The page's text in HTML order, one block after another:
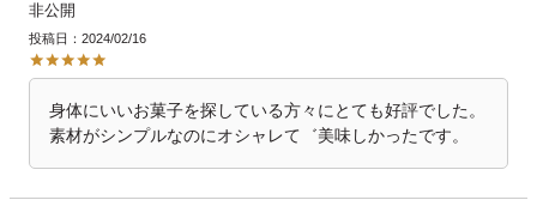
非公開
投稿日 2024/02/16
身体にいいお菓子を探している方々にとても好評でした。
素材がシンプルなのにオシャレて゛美味しかったです。